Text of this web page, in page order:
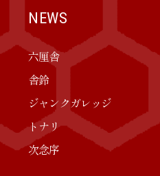
NEWS
六厘舎
舎鈴
ジャンクガレッジ
トナリ
次念序